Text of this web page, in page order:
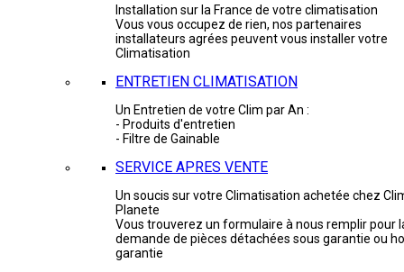
Installation sur la France de votre climatisation
Vous vous occupez de rien, nos partenaires
installateurs agrées peuvent vous installer votre
Climatisation
ENTRETIEN CLIMATISATION
Un Entretien de votre Clim par An :
- Produits d'entretien
- Filtre de Gainable
SERVICE APRES VENTE
Un soucis sur votre Climatisation achetée chez
Planete
Vous trouverez un formulaire à nous remplir pour
demande de pièces détachées sous garantie ou
garantie